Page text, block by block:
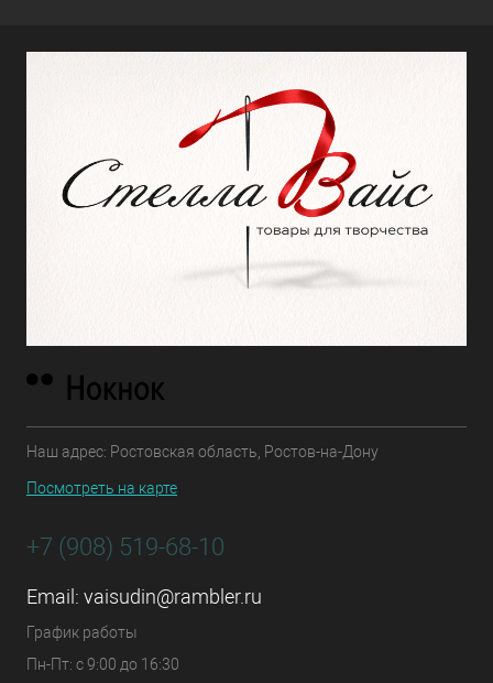
Наш адрес: Ростовская область, Ростов-на-Дону
Посмотреть на карте
+7 (908) 519-68-10
Email: vaisudin@rambler.ru
График работы
Пн-Пт: с 9:00 до 16:30